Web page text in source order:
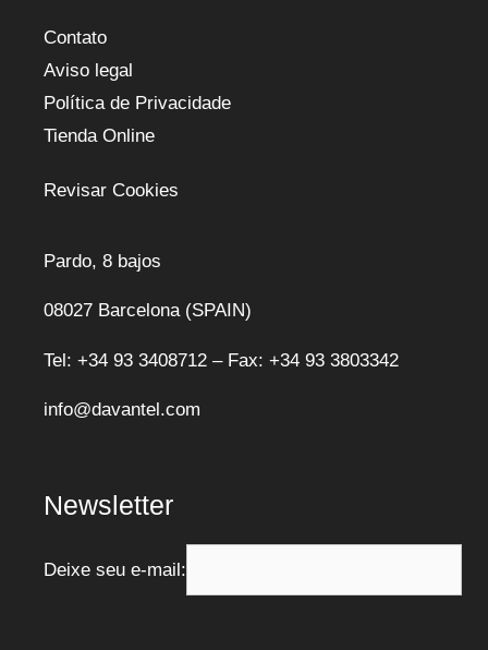
Contato
Aviso legal
Política de Privacidade
Tienda Online
Revisar Cookies
Pardo, 8 bajos
08027 Barcelona (SPAIN)
Tel: +34 93 3408712 – Fax: +34 93 3803342
info@davantel.com
Newsletter
Deixe seu e-mail: